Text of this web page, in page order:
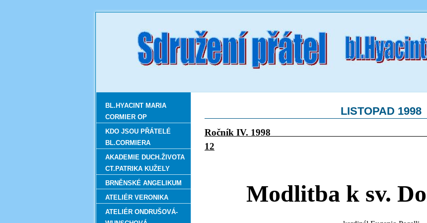
LISTOPAD 1998
Ročník IV. 1998
12
Modlitba k sv.
BL.HYACINT MARIA
CORMIER OP
KDO JSOU PŘÁTELÉ
BL.CORMIERA
AKADEMIE DUCH.ŽIVOTA
CT.PATRIKA KUŽELY
BRNĚNSKÉ ANGELIKUM
ATELIÉR VERONIKA
ATELIÉR ONDRUŠOVÁ-